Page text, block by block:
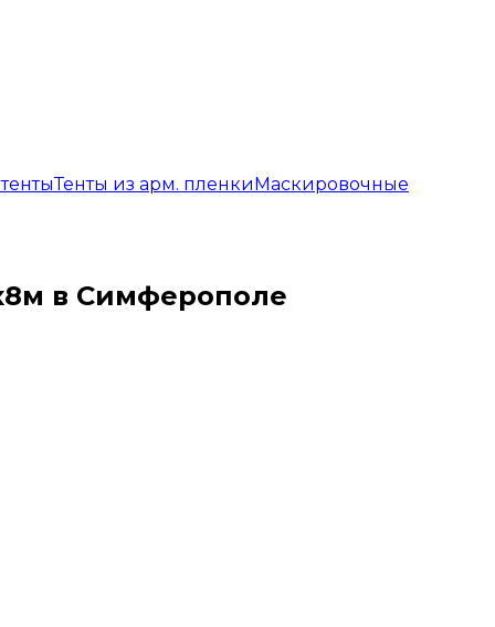
Тенты из арм. пленкиМаскировочные
в Симферополе